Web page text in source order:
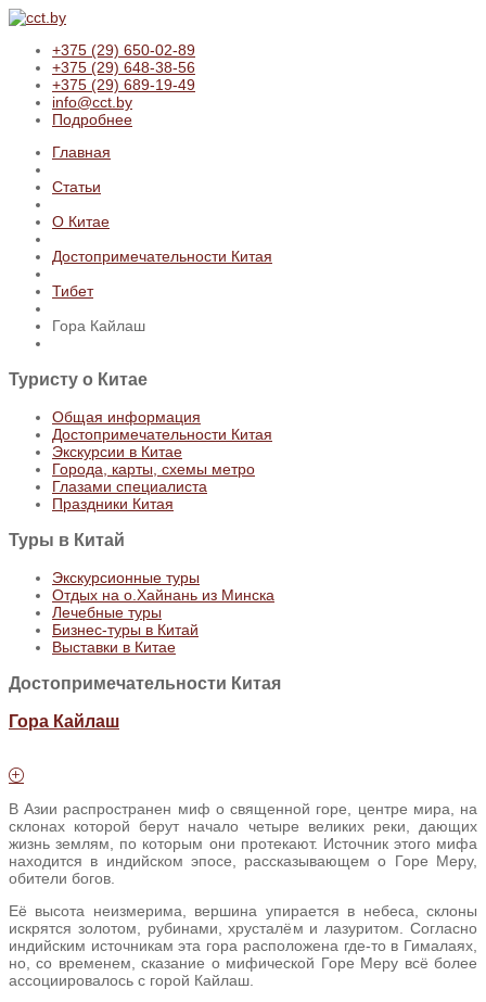
+375 (29) 650-02-89
+375 (29) 648-38-56
+375 (29) 689-19-49
info@cct.by
Подробнее
Главная
Статьи
О Китае
Достопримечательности Китая
Тибет
Гора Кайлаш
Туристу о Китае
Общая информация
Достопримечательности Китая
Экскурсии в Китае
Города, карты, схемы метро
Глазами специалиста
Праздники Китая
Туры в Китай
Экскурсионные туры
Отдых на о.Хайнань из Минска
Лечебные туры
Бизнес-туры в Китай
Выставки в Китае
Достопримечательности Китая
Гора Кайлаш
В Азии распространен миф о священной горе, центре мира, на
склонах которой берут начало четыре великих реки, дающих
жизнь землям, по которым они протекают. Источник этого мифа
находится в индийском эпосе, рассказывающем о Горе Меру,
обители богов.
Её высота неизмерима, вершина упирается в небеса, склоны
искрятся золотом, рубинами, хрусталём и лазуритом. Согласно
индийским источникам эта гора расположена где-то в Гималаях,
но, со временем, сказание о мифической Горе Меру всё более
ассоциировалось с горой Кайлаш.